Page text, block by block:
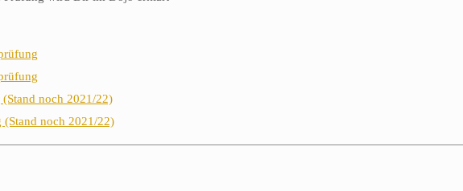
noch 2021/22)
noch 2021/22)